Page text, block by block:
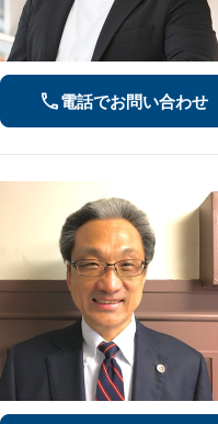
電話でお問い合わせ